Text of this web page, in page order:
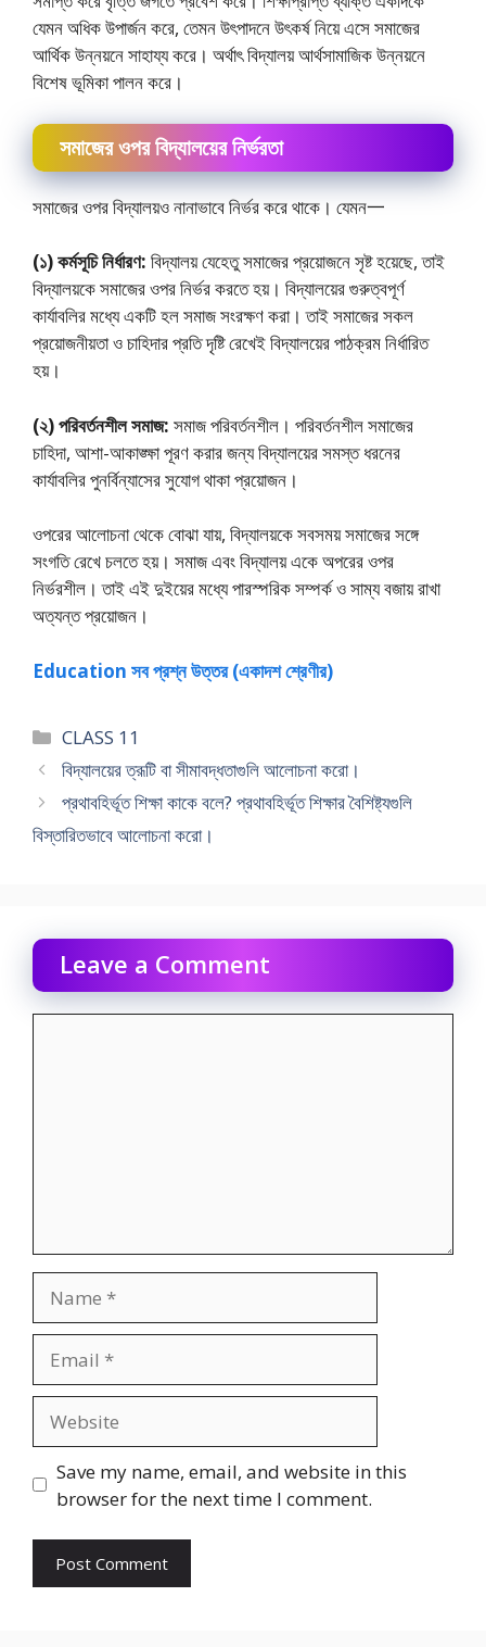
যেমন অধিক উপার্জন করে, তেমন উৎপাদনে উৎকর্ষ নিয়ে এসে সমাজের
আর্থিক উন্নয়নে সাহায্য করে। অর্থাৎ বিদ্যালয় আর্থসামাজিক উন্নয়নে
বিশেষ ভূমিকা পালন করে।
সমাজের ওপর বিদ্যালয়ের নির্ভরতা
সমাজের ওপর বিদ্যালয়ও নানাভাবে নির্ভর করে থাকে। যেমন一
(১) কর্মসূচি নির্ধারণ: বিদ্যালয় যেহেতু সমাজের প্রয়ােজনে সৃষ্ট হয়েছে, তাই
বিদ্যালয়কে সমাজের ওপর নির্ভর করতে হয়। বিদ্যালয়ের গুরুত্বপূর্ণ
কার্যাবলির মধ্যে একটি হল সমাজ সংরক্ষণ করা। তাই সমাজের সকল
প্রয়ােজনীয়তা ও চাহিদার প্রতি দৃষ্টি রেখেই বিদ্যালয়ের পাঠক্রম নির্ধারিত
হয়।
(২) পরিবর্তনশীল সমাজ: সমাজ পরিবর্তনশীল। পরিবর্তনশীল সমাজের
চাহিদা, আশা-আকাঙ্ক্ষা পূরণ করার জন্য বিদ্যালয়ের সমস্ত ধরনের
কার্যাবলির পুনর্বিন্যাসের সুযােগ থাকা প্রয়ােজন।
ওপরের আলােচনা থেকে বােঝা যায়, বিদ্যালয়কে সবসময় সমাজের সঙ্গে
সংগতি রেখে চলতে হয়। সমাজ এবং বিদ্যালয় একে অপরের ওপর
নির্ভরশীল। তাই এই দুইয়ের মধ্যে পারস্পরিক সম্পর্ক ও সাম্য বজায় রাখা
অত্যন্ত প্রয়ােজন।
Education সব প্রশ্ন উত্তর (একাদশ শ্রেণীর)
Categories
CLASS 11
বিদ্যালয়ের ত্রূটি বা সীমাবদ্ধতাগুলি আলোচনা করাে।
প্রথাবহির্ভূত শিক্ষা কাকে বলে? প্রথাবহির্ভূত শিক্ষার বৈশিষ্ট্যগুলি
বিস্তারিতভাবে আলােচনা করাে।
Leave a Comment
Save my name, email, and website in this
browser for the next time I comment.